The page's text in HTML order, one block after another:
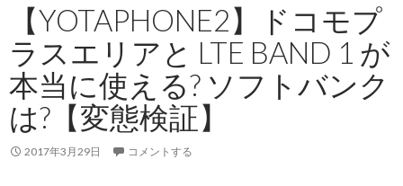
【YOTAPHONE2】ドコモプ
ラスエリアと LTE BAND 1 が
本当に使える? ソフトバンク
は?【変態検証】
2017年3月29日 コメントする